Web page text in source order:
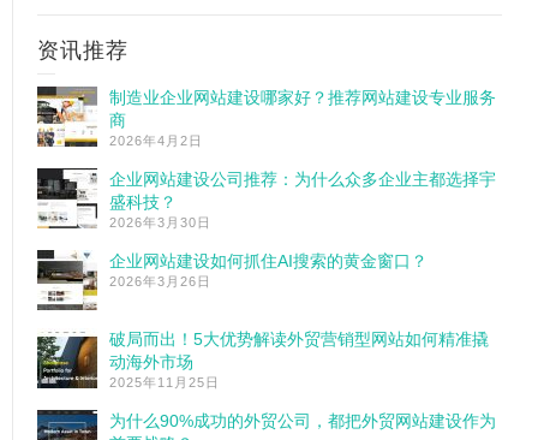
资讯推荐
制造业企业网站建设哪家好？推荐网站建设专业服务
商
2026年4月2日
企业网站建设公司推荐：为什么众多企业主都选择宇
盛科技？
2026年3月30日
企业网站建设如何抓住AI搜索的黄金窗口？
2026年3月26日
破局而出！5大优势解读外贸营销型网站如何精准撬
动海外市场
2025年11月25日
为什么90%成功的外贸公司，都把外贸网站建设作为